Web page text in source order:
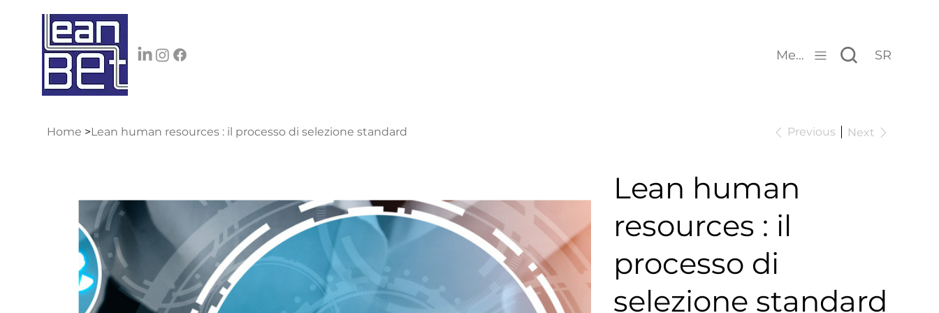
Menu SR
Home >Lean human resources : il processo di selezione standard Previous Next
Lean human
resources : il
processo di
selezione standard